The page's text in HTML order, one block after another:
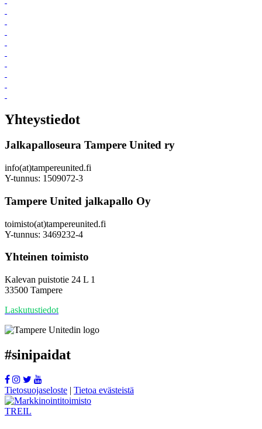
Yhteystiedot
Jalkapalloseura Tampere United ry
info(at)tampereunited.fi
Y-tunnus: 1509072-3
Tampere United jalkapallo Oy
toimisto(at)tampereunited.fi
Y-tunnus: 3469232-4
Yhteinen toimisto
Kalevan puistotie 24 L 1
33500 Tampere
Laskutustiedot
#sinipaidat
Tietosuojaseloste | Tietoa evästeistä